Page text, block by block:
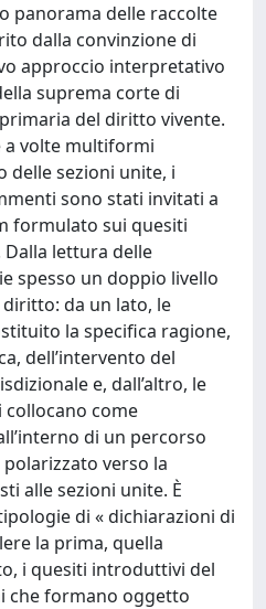
panorama delle raccolte
dalla convinzione di
approccio interpretativo
suprema corte di
del diritto vivente.
a volte multiformi
delle sezioni unite, i
sono stati invitati a
formulato sui quesiti
lettura delle
spesso un doppio livello
da un lato, le
la specifica ragione,
dell’intervento del
e, dall’altro, le
collocano come
di un percorso
verso la
alle sezioni unite. È
di « dichiarazioni di
la prima, quella
i quesiti introduttivi del
che formano oggetto